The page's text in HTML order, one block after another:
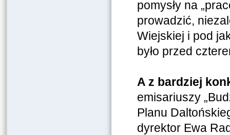
pomysły na
prowadzić,
Wiejskiej i pod
było przed
A z bardziej
emisariuszy
Planu
dyrektor Ewa